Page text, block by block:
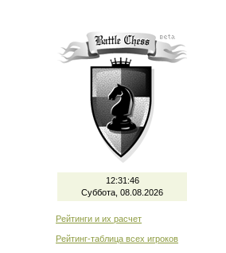
12:31:47
Суббота, 08.08.2026
Рейтинги и их расчет
Рейтинг-таблица всех игроков